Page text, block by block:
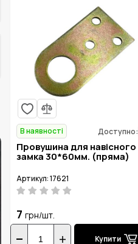
В наявності Доступно:
Провушина для навісного
замка 30*60мм. (пряма)
Артикул: 17621
7 грн/шт.
Купити